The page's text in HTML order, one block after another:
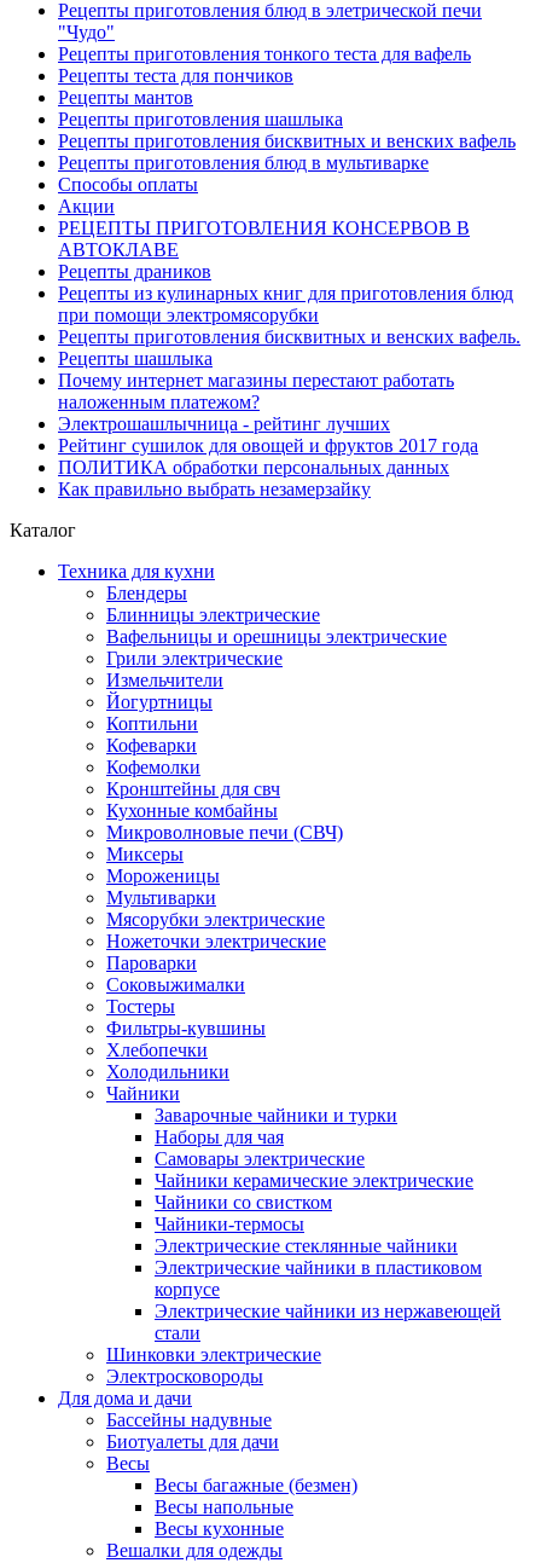
Рецепты приготовления блюд в элетрической печи
"Чудо"
Рецепты приготовления тонкого теста для вафель
Рецепты теста для пончиков
Рецепты мантов
Рецепты приготовления шашлыка
Рецепты приготовления бисквитных и венских вафель
Рецепты приготовления блюд в мультиварке
Способы оплаты
Акции
РЕЦЕПТЫ ПРИГОТОВЛЕНИЯ КОНСЕРВОВ В
АВТОКЛАВЕ
Рецепты драников
Рецепты из кулинарных книг для приготовления блюд
при помощи электромясорубки
Рецепты приготовления бисквитных и венских вафель.
Рецепты шашлыка
Почему интернет магазины перестают работать
наложенным платежом?
Электрошашлычница - рейтинг лучших
Рейтинг сушилок для овощей и фруктов 2017 года
ПОЛИТИКА обработки персональных данных
Как правильно выбрать незамерзайку
Каталог
Техника для кухни
Блендеры
Блинницы электрические
Вафельницы и орешницы электрические
Грили электрические
Измельчители
Йогуртницы
Коптильни
Кофеварки
Кофемолки
Кронштейны для свч
Кухонные комбайны
Микроволновые печи (СВЧ)
Миксеры
Мороженицы
Мультиварки
Мясорубки электрические
Ножеточки электрические
Пароварки
Соковыжималки
Тостеры
Фильтры-кувшины
Хлебопечки
Холодильники
Чайники
Заварочные чайники и турки
Наборы для чая
Самовары электрические
Чайники керамические электрические
Чайники со свистком
Чайники-термосы
Электрические стеклянные чайники
Электрические чайники в пластиковом
корпусе
Электрические чайники из нержавеющей
стали
Шинковки электрические
Электросковороды
Для дома и дачи
Бассейны надувные
Биотуалеты для дачи
Весы
Весы багажные (безмен)
Весы напольные
Весы кухонные
Вешалки для одежды